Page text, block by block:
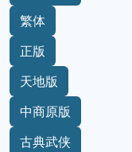
繁体
正版
天地版
中商原版
古典武侠